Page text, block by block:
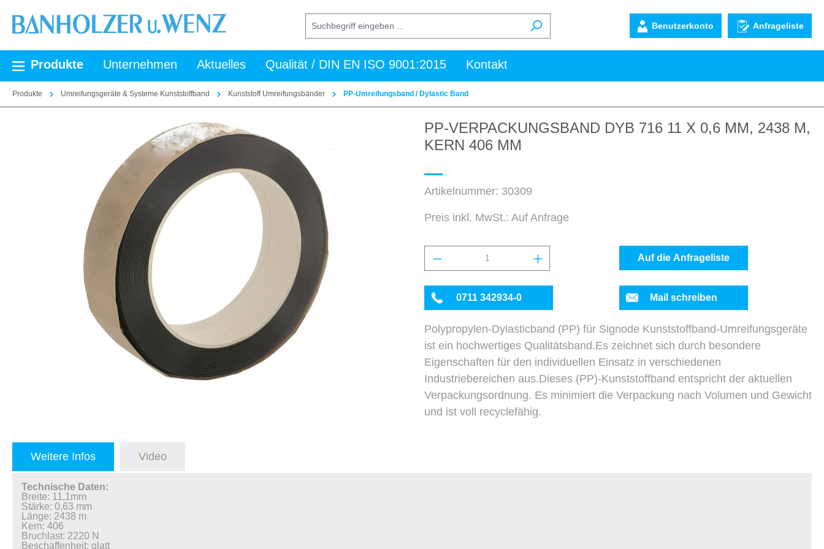
Zur Hauptnavigation springen
Benutzerkonto Anfrageliste
Produkte Unternehmen Aktuelles Qualität / DIN EN ISO 9001:2015 Kontakt
Produkte Umreifungsgeräte & Systeme Kunststoffband Kunststoff Umreifungsbänder PP-Umreifungsband / Dylastic Band
PP-VERPACKUNGSBAND DYB 716 11 X 0,6 MM, 2438 M,
KERN 406 MM
Artikelnummer: 30309
Preis inkl. MwSt.: Auf Anfrage
Produkt Anzahl: Gib den gewünschten Wert ein oder
Auf die Anfrageliste
0711 342934-0 Mail schreiben
Polypropylen-Dylasticband (PP) für Signode Kunststoffband-Umreifungsgeräte
ist ein hochwertiges Qualitätsband.Es zeichnet sich durch besondere
Eigenschaften für den individuellen Einsatz in verschiedenen
Industriebereichen aus.Dieses (PP)-Kunststoffband entspricht der aktuellen
Verpackungsordnung. Es minimiert die Verpackung nach Volumen und Gewicht
und ist voll recyclefähig.
Weitere Infos Video
Technische Daten:
Breite: 11,1mm
Stärke: 0,63 mm
Länge: 2438 m
Kern: 406
Bruchlast: 2220 N
Beschaffenheit: glatt